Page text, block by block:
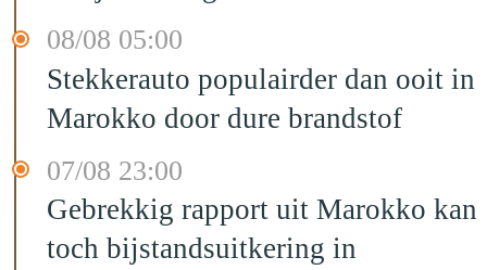
08/08 05:00
Stekkerauto populairder dan ooit in
Marokko door dure brandstof
07/08 23:00
Gebrekkig rapport uit Marokko kan
toch bijstandsuitkering in